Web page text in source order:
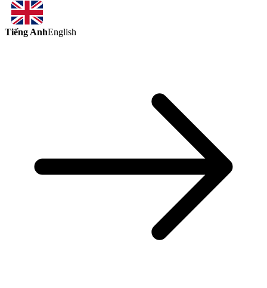
Tiếng AnhEnglish